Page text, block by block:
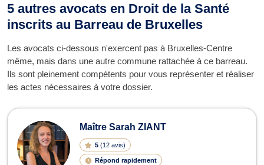
5 autres avocats en Droit de la Santé
inscrits au Barreau de Bruxelles
Les avocats ci-dessous n'exercent pas à Bruxelles-Centre
même, mais dans une autre commune rattachée à ce barreau.
Ils sont pleinement compétents pour vous représenter et réaliser
les actes nécessaires à votre dossier.
Maître Sarah ZIANT
5 (12 avis)
Répond rapidement